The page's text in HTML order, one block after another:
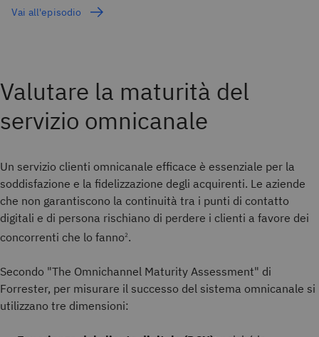
Vai all'episodio
Valutare la maturità del
servizio omnicanale
Un servizio clienti omnicanale efficace è essenziale per la
soddisfazione e la fidelizzazione degli acquirenti. Le aziende
che non garantiscono la continuità tra i punti di contatto
digitali e di persona rischiano di perdere i clienti a favore dei
concorrenti che lo fanno2 .
Secondo "The Omnichannel Maturity Assessment" di
Forrester, per misurare il successo del sistema omnicanale si
utilizzano tre dimensioni: